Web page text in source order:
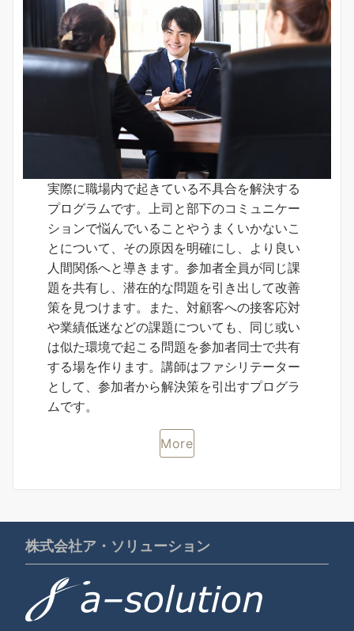
実際に職場内で起きている不具合を解決する
プログラムです。上司と部下のコミュニケー
ションで悩んでいることやうまくいかないこ
とについて、その原因を明確にし、より良い
人間関係へと導きます。参加者全員が同じ課
題を共有し、潜在的な問題を引き出して改善
策を見つけます。また、対顧客への接客応対
や業績低迷などの課題についても、同じ或い
は似た環境で起こる問題を参加者同士で共有
する場を作ります。講師はファシリテーター
として、参加者から解決策を引出すプログラ
ムです。
More
株式会社ア・ソリューション